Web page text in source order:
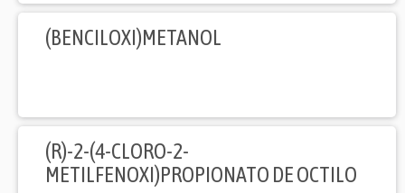
(BENCILOXI)METANOL
(R)-2-(4-CLORO-2-
METILFENOXI)PROPIONATO DE OCTILO